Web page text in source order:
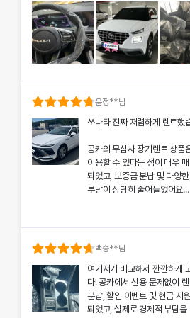
윤정**님
쏘나타 진짜 저렴하게 렌트했
공카의 무심사 장기렌트 상품
이용할 수 있다는 점이 매우
되었고, 보증금 분납 및 다양
부담이 상당히 줄어들었어요.
차량 인수 시 장민혁 담당자
의 상태와 각종 기능에 대해
분들도 부담 없이 서비스를 체
공카의 본부 직거래 시스템으
렌트료를 제공받았고, 즉시
황에서도 차질 없이 차량을
상 깊었어요.
백승**님
여기저기 비교해서 깐깐하게
다! 공카에서 신용 문제없이
분납, 할인 이벤트 및 현금 지
되었고, 실제로 경제적 부담